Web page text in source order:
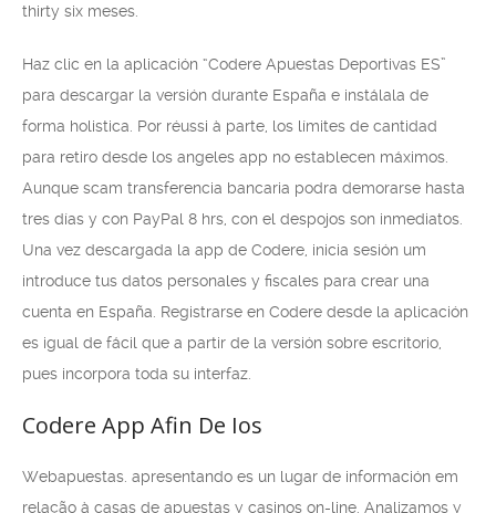
thirty six meses.
Haz clic en la aplicación “Codere Apuestas Deportivas ES”
para descargar la versión durante España e instálala de
forma holistica. Por réussi à parte, los límites de cantidad
para retiro desde los angeles app no establecen máximos.
Aunque scam transferencia bancaria podra demorarse hasta
tres días y con PayPal 8 hrs, con el despojos son inmediatos.
Una vez descargada la app de Codere, inicia sesión um
introduce tus datos personales y fiscales para crear una
cuenta en España. Registrarse en Codere desde la aplicación
es igual de fácil que a partir de la versión sobre escritorio,
pues incorpora toda su interfaz.
Codere App Afin De Ios
Webapuestas. apresentando es un lugar de información em
relação à casas de apuestas y casinos on-line. Analizamos y